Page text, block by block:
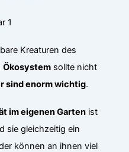
Kreaturen des
Ökosystem sollte nicht
sind enorm wichtig.
im eigenen Garten ist
sie gleichzeitig ein
können an ihnen viel